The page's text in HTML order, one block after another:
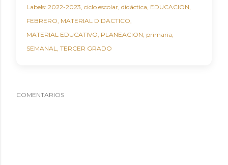
Labels: 2022-2023 ciclo escolar didáctica EDUCACION
FEBRERO MATERIAL DIDACTICO
MATERIAL EDUCATIVO PLANEACION primaria
SEMANAL
TERCER GRADO
COMENTARIOS